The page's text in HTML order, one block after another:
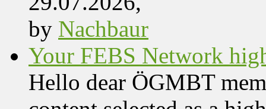
by Nachbaur
Your FEBS Network
Hello dear ÖGMBT